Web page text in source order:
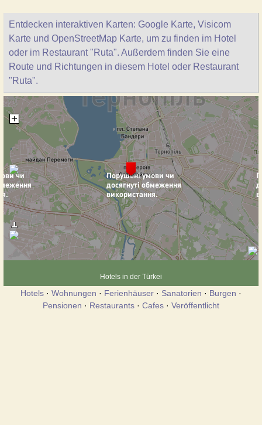
Entdecken interaktiven Karten: Google Karte, Visicom
Karte und OpenStreetMap Karte, um zu finden im Hotel
oder im Restaurant "Ruta". Außerdem finden Sie eine
Route und Richtungen in diesem Hotel oder Restaurant
"Ruta".
Hotels in der Türkei
Hotels · Wohnungen · Ferienhäuser · Sanatorien · Burgen ·
Pensionen · Restaurants · Cafes · Veröffentlicht